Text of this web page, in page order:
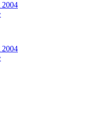
2004
2004